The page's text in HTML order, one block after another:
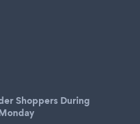
Shoppers During